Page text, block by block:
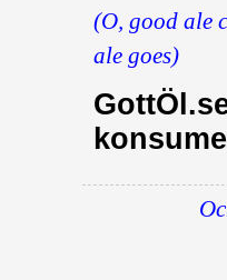
(O, good ale
ale goes)